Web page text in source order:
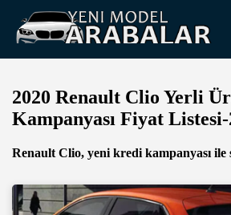
2020 Renault Clio Yerli
Kampanyası Fiyat Listesi-
Renault Clio, yeni kredi kampanyası ile